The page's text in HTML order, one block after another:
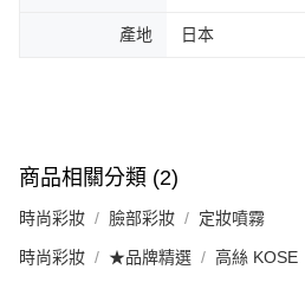
產地 日本
商品相關分類 (2)
時尚彩妝 臉部彩妝 定妝噴霧
時尚彩妝 ★品牌精選 高絲 KOSE